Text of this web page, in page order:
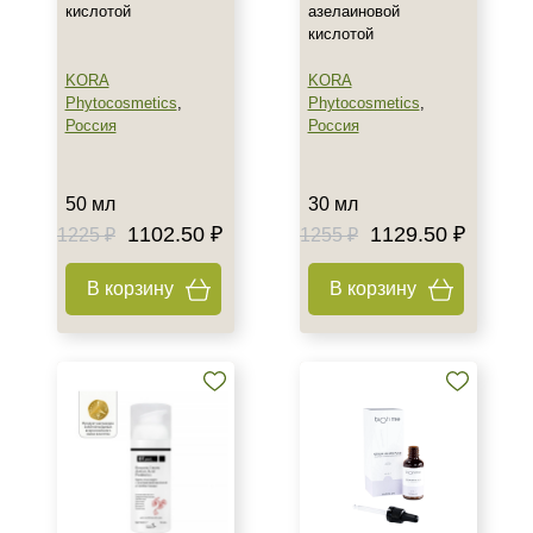
Показать еще
Объём
8 мл
10 мл
Показать еще
Ингредиенты
Аминокислоты
Время применения
кислотой
KORA
Phytocosmetics,
Россия
50 мл
1225 ₽
1102.50 ₽
В корзину
азелаиновой
кислотой
KORA
Phytocosmetics,
Россия
30 мл
1255 ₽
1129.50 ₽
В корзину